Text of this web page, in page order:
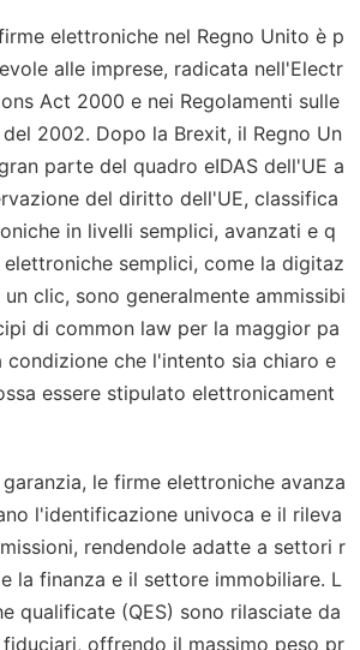
elettroniche nel Regno Unito è p
alle imprese, radicata nell'Electr
Act 2000 e nei Regolamenti sulle
2002. Dopo la Brexit, il Regno Un
parte del quadro eIDAS dell'UE a
del diritto dell'UE, classifica
in livelli semplici, avanzati e q
semplici, come la digitaz
clic, sono generalmente ammissibi
di common law per la maggior pa
che l'intento sia chiaro e
essere stipulato elettronicament
le firme elettroniche avanza
l'identificazione univoca e il rileva
rendendole adatte a settori r
la finanza e il settore immobiliare. L
qualificate (QES) sono rilasciate da
offrendo il massimo peso pr